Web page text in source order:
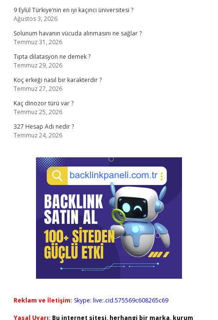
9 Eylül Türkiye’nin en iyi kaçıncı üniversitesi ?
Ağustos 3, 2026
Solunum havanın vücuda alınmasını ne sağlar ?
Temmuz 31, 2026
Tıpta dilatasyon ne demek ?
Temmuz 29, 2026
Koç erkeği nasıl bir karakterdir ?
Temmuz 27, 2026
Kaç dinozor türü var ?
Temmuz 25, 2026
327 Hesap Adı nedir ?
Temmuz 24, 2026
Reklam ve İletişim: Skype: live:.cid.575569c608265c69
Yasal Uyarı: Bu internet sitesi, herhangi bir marka, kurum